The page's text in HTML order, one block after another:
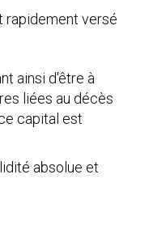
rapidement versé
ainsi d'être à
liées au décès
capital est
absolue et